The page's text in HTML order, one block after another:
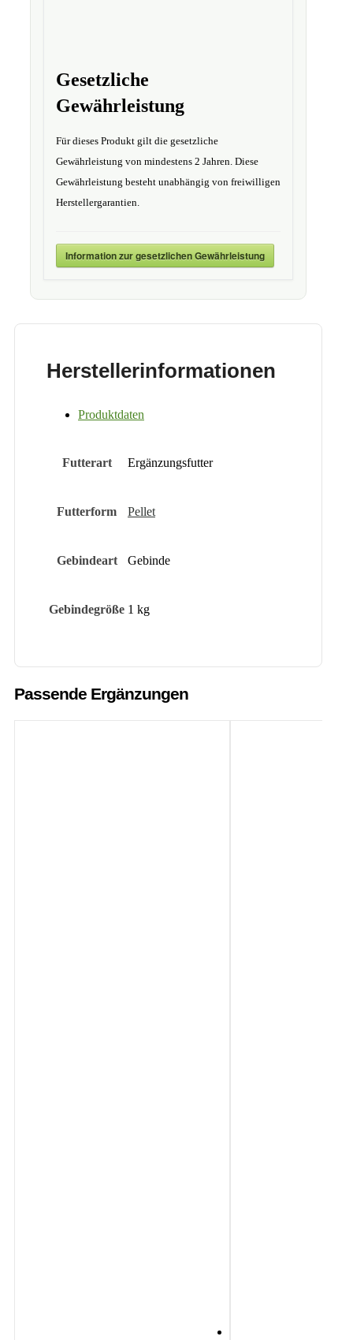
Gesetzliche
Gewährleistung
Für dieses Produkt gilt die gesetzliche
Gewährleistung von mindestens 2 Jahren. Diese
Gewährleistung besteht unabhängig von freiwilligen
Herstellergarantien.
Information zur gesetzlichen Gewährleistung
Herstellerinformationen
Produktdaten
Futterart Ergänzungsfutter
Futterform Pellet
Gebindeart Gebinde
Gebindegröße 1 kg
Passende Ergänzungen